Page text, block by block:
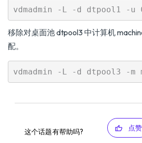
移除对桌面池 dtpool3 中计算机
配。
这个话题有帮助吗? 点赞